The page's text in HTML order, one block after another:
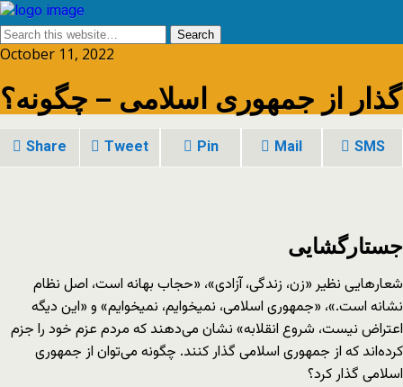
October 11, 2022
گذار از جمهوری اسلامی – چگونه؟
Share Tweet Pin Mail SMS
جستارگشایی
شعارهایی نظیر «زن، زندگی، آزادی»، «حجاب بهانه است، اصل نظام
نشانه است.»، «جمهوری اسلامی، نمیخوایم، نمیخوایم» و «این دیگه
اعتراض نیست، شروع انقلابه» نشان می‌دهند که مردم عزم خود را جزم
کرده‌اند که از جمهوری اسلامی گذار کنند. چگونه می‌توان از جمهوری
اسلامی گذار کرد؟